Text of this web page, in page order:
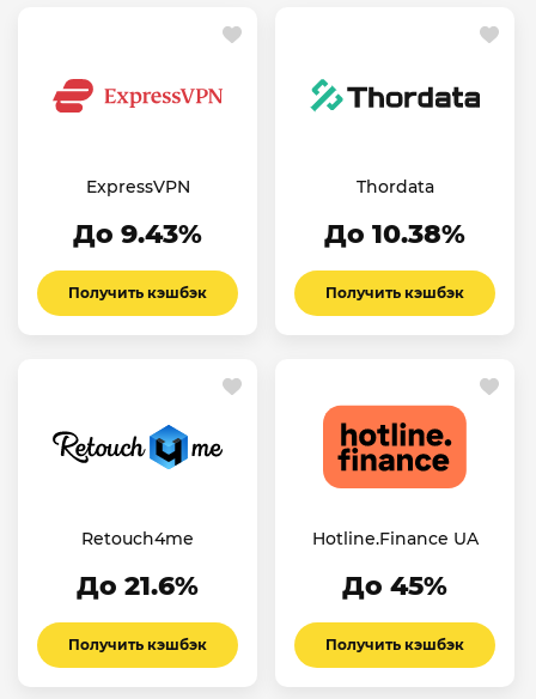
ExpressVPN
До 9.43%
Получить кэшбэк
Thordata
До 10.38%
Получить кэшбэк
Retouch4me
До 21.6%
Получить кэшбэк
Hotline.Finance UA
До 45%
Получить кэшбэк